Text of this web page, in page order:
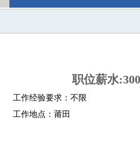
职位薪水
工作经验要求：不限
工作地点：莆田